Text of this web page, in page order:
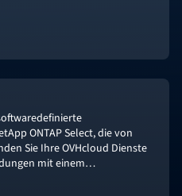
ONTAP Select, die von
Sie Ihre OVHcloud Dienste
mit einem